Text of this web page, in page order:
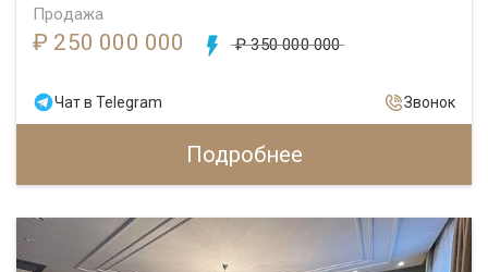
Продажа
₽ 250 000 000 ₽ 350 000 000
Чат в Telegram Звонок
Подробнее